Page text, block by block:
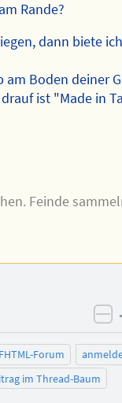
Rande?
dann biete
am Boden deiner
ist "Made in
Feinde
Forum
im Thread-Baum